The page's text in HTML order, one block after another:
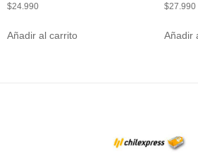
$24.990
Añadir al carrito
$27.990
Añadir